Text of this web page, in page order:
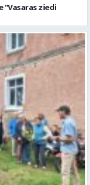
svētkiem